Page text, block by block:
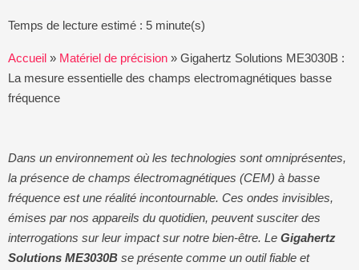
Temps de lecture estimé : 5 minute(s)
Accueil » Matériel de précision » Gigahertz Solutions ME3030B :
La mesure essentielle des champs electromagnétiques basse
fréquence
Dans un environnement où les technologies sont omniprésentes,
la présence de champs électromagnétiques (CEM) à basse
fréquence est une réalité incontournable. Ces ondes invisibles,
émises par nos appareils du quotidien, peuvent susciter des
interrogations sur leur impact sur notre bien-être. Le Gigahertz
Solutions ME3030B se présente comme un outil fiable et